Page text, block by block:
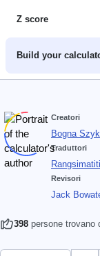
Z score
Build your
Creatori
Bogna Szyk
Traduttori
Revisori
Jack
398 persone trovano